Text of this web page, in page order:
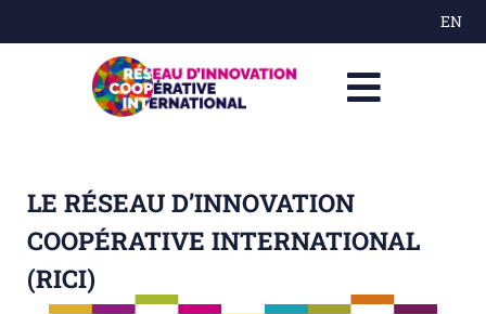
EN
LE RÉSEAU D’INNOVATION
COOPÉRATIVE INTERNATIONAL
(RICI)